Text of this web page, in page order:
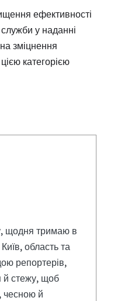
ефективності
у наданні
зміцнення
категорією
щодня тримаю в
область та
репортерів,
й стежу, щоб
чесною й